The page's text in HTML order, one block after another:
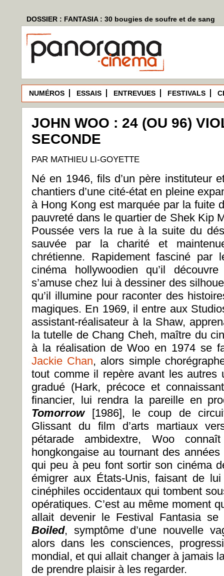
DOSSIER : FANTASIA : 30 bougies de soufre et de sang
NUMÉROS ESSAIS ENTREVUES FESTIVALS
JOHN WOO : 24 (OU 96)
SECONDE
PAR MATHIEU LI-GOYETTE
Né en 1946, fils d’un père instituteur
chantiers d’une cité-état en pleine
à Hong Kong est marquée par la fuite
pauvreté dans le quartier de Shek Kip
Poussée vers la rue à la suite du
sauvée par la charité et
chrétienne. Rapidement fasciné
cinéma hollywoodien qu’il
s’amuse chez lui à dessiner des
qu’il illumine pour raconter des
magiques. En 1969, il entre aux
assistant-réalisateur à la Shaw,
la tutelle de Chang Cheh, maître du
à la réalisation de Woo en 1974 se
Jackie Chan, alors simple
tout comme il repère avant les autres
gradué (Hark, précoce et
financier, lui rendra la pareille en
Tomorrow [1986], le coup de
Glissant du film d’arts martiaux
pétarade ambidextre, Woo
hongkongaise au tournant des
qui peu à peu font sortir son cinéma
émigrer aux États-Unis, faisant de
cinéphiles occidentaux qui tombent
opératiques. C’est au même moment
allait devenir le Festival Fantasia
Boiled, symptôme d’une nouvelle
alors dans les consciences,
mondial, et qui allait changer à jamais
de prendre plaisir à les regarder.